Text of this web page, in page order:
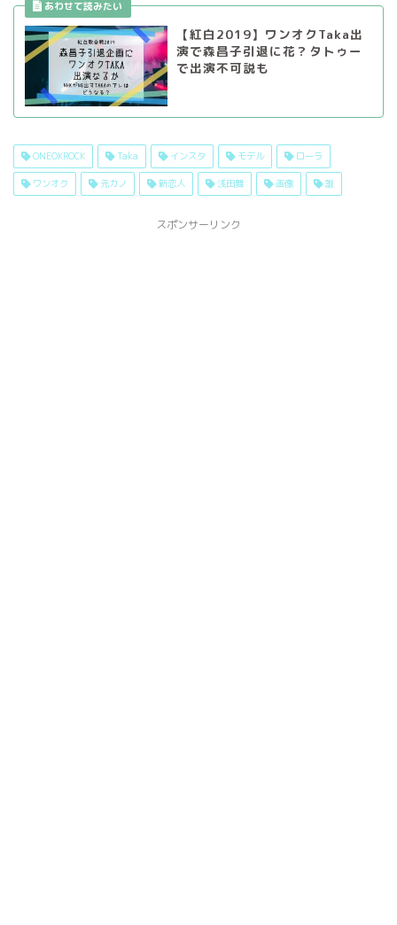
【紅白2019】ワンオクTaka出
演で森昌子引退に花？タトゥー
で出演不可説も
ONEOKROCK Taka インスタ モデル ローラ
ワンオク 元カノ 新恋人 浅田舞 画像 誰
スポンサーリンク